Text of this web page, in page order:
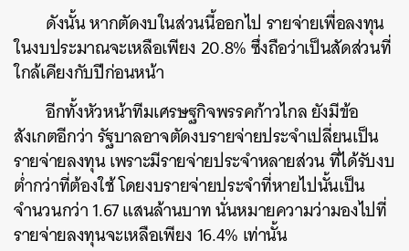
ดังนั้น หากตัดงบในส่วนนี้ออกไป รายจ่ายเพื่อลงทุน
ในงบประมาณจะเหลือเพียง 20.8% ซึ่งถือว่าเป็นสัดส่วนที่
ใกล้เคียงกับปีก่อนหน้า
อีกทั้งหัวหน้าทีมเศรษฐกิจพรรคก้าวไกล ยังมีข้อ
สังเกตอีกว่า รัฐบาลอาจตัดงบรายจ่ายประจำเปลี่ยนเป็น
รายจ่ายลงทุน เพราะมีรายจ่ายประจำหลายส่วน ที่ได้รับงบ
ต่ำกว่าที่ต้องใช้ โดยงบรายจ่ายประจำที่หายไปนั้นเป็น
จำนวนกว่า 1.67 แสนล้านบาท นั่นหมายความว่ามองไปที่
รายจ่ายลงทุนจะเหลือเพียง 16.4% เท่านั้น